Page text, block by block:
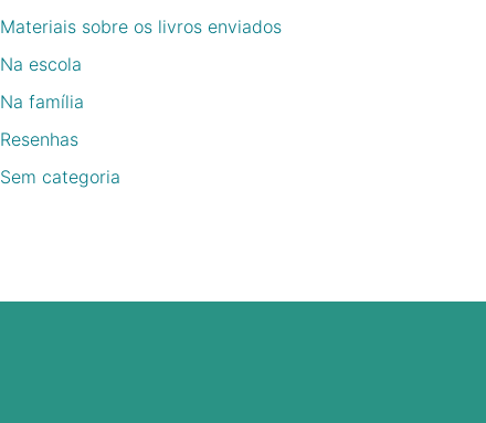
Materiais sobre os livros enviados
Na escola
Na família
Resenhas
Sem categoria